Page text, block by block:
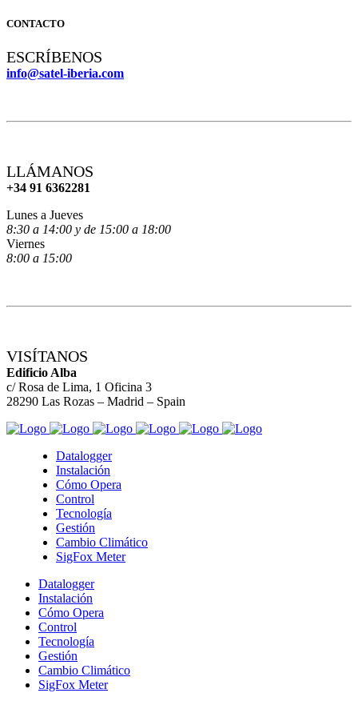
CONTACTO
ESCRÍBENOS
info@satel-iberia.com
LLÁMANOS
+34 91 6362281
Lunes a Jueves
8:30 a 14:00 y de 15:00 a 18:00
Viernes
8:00 a 15:00
VISÍTANOS
Edificio Alba
c/ Rosa de Lima, 1 Oficina 3
28290 Las Rozas – Madrid – Spain
Datalogger
Instalación
Cómo Opera
Control
Tecnología
Gestión
Cambio Climático
SigFox Meter
Datalogger
Instalación
Cómo Opera
Control
Tecnología
Gestión
Cambio Climático
SigFox Meter